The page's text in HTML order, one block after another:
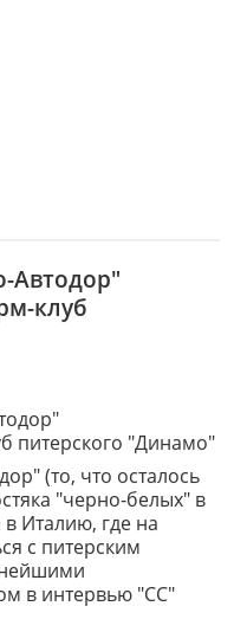
Автодор"
клуб
(то, что осталось
"черно-белых" в
в Италию, где на
с питерским
в интервью "СС"